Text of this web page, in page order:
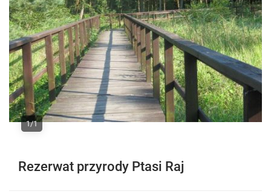
1/1
Rezerwat przyrody Ptasi Raj